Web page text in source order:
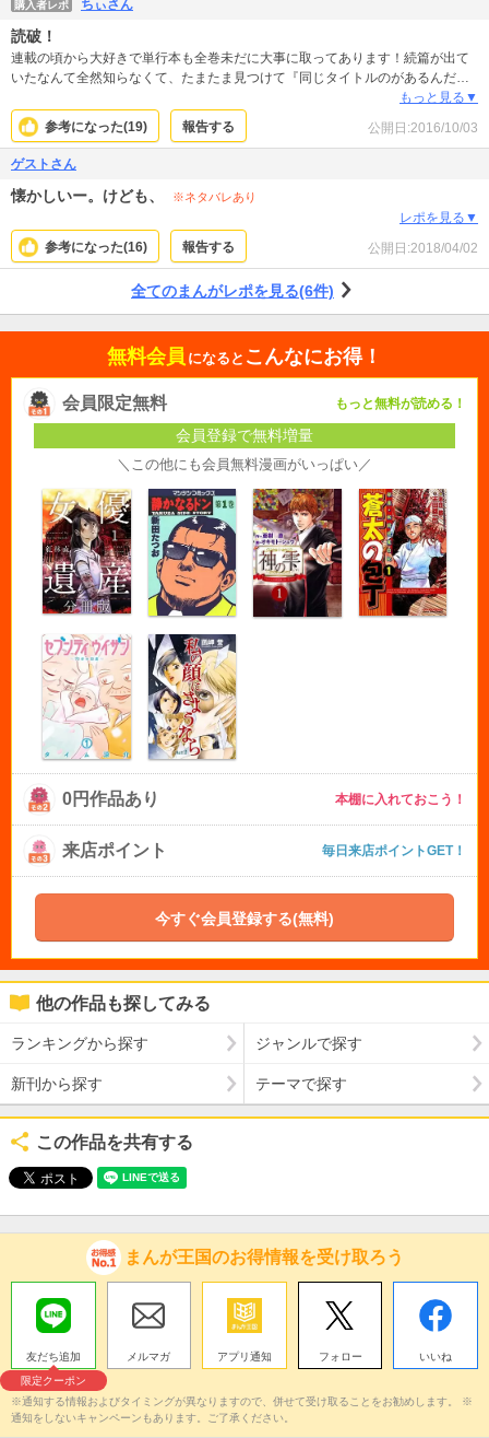
購入者レポ ちぃさん
読破！
連載の頃から大好きで単行本も全巻未だに大事に取ってあります！続篇が出て
いたなんて全然知らなくて、たまたま見つけて『同じタイトルのがあるんだ
～………！
もっと見る▼
参考になった(19) 報告する 公開日:2016/10/03
ゲストさん
懐かしいー。けども、 ※ネタバレあり
レポを見る▼
参考になった(16) 報告する 公開日:2018/04/02
全てのまんがレポを見る(6件)
無料会員 になると こんなにお得！
会員限定無料 もっと無料が読める！
会員登録で無料増量
＼この他にも会員無料漫画がいっぱい／
0円作品あり 本棚に入れておこう！
来店ポイント 毎日来店ポイントGET！
今すぐ会員登録する(無料)
他の作品も探してみる
ランキングから探す ジャンルで探す
新刊から探す テーマで探す
この作品を共有する
まんが王国のお得情報を受け取ろう
友だち追加
限定クーポン
メルマガ アプリ通知 フォロー いいね
※通知する情報およびタイミングが異なりますので、併せて受け取ることをお勧めします。 ※
通知をしないキャンペーンもあります。ご了承ください。